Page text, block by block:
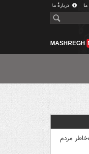
دربارهٔ ما
MASHREGH
مردم